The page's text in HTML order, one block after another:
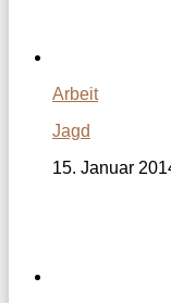
Arbeit
Jagd
15. Januar